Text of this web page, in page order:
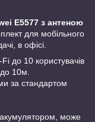
E5577 з антеною
для мобільного
в офісі.
до 10 користувачів
10м.
за стандартом
може